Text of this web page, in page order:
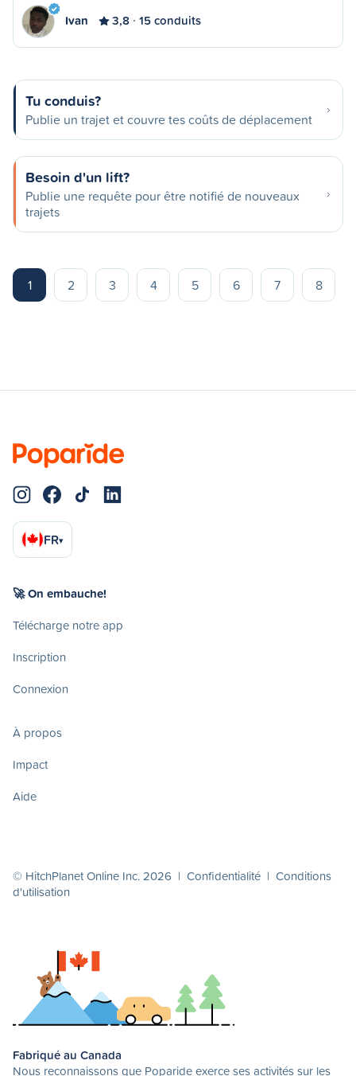
Ivan 3,8 15 conduits
Tu conduis?
Publie un trajet et couvre tes coûts de déplacement
Besoin d'un lift?
Publie une requête pour être notifié de nouveaux
trajets
1 2 3 4 5 6 7 8
FR▾
🚀 On embauche!
Télécharge notre app
Inscription
Connexion
À propos
Impact
Aide
© HitchPlanet Online Inc. 2026 | Confidentialité | Conditions
d'utilisation
Fabriqué au Canada
Nous reconnaissons que Poparide exerce ses activités sur les